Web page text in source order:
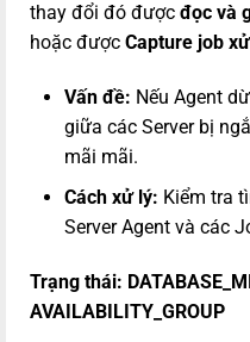
thay đổi đó được đọc và
hoặc được Capture job
Vấn đề: Nếu Agent
giữa các Server bị
mãi mãi.
Cách xử lý: Kiểm tra
Server Agent và các
Trạng thái:
AVAILABILITY_GROUP